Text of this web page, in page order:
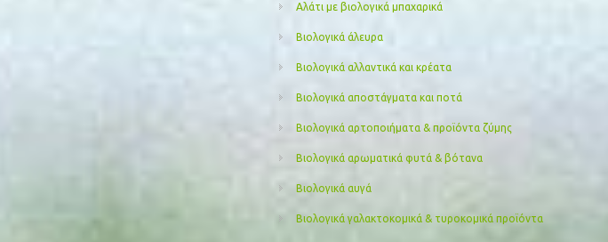
Αλάτι με βιολογικά μπαχαρικά
Βιολογικά άλευρα
Βιολογικά αλλαντικά και κρέατα
Βιολογικά αποστάγματα και ποτά
Βιολογικά αρτοποιήματα & προϊόντα ζύμης
Βιολογικά αρωματικά φυτά & βότανα
Βιολογικά αυγά
Βιολογικά γαλακτοκομικά & τυροκομικά προϊόντα